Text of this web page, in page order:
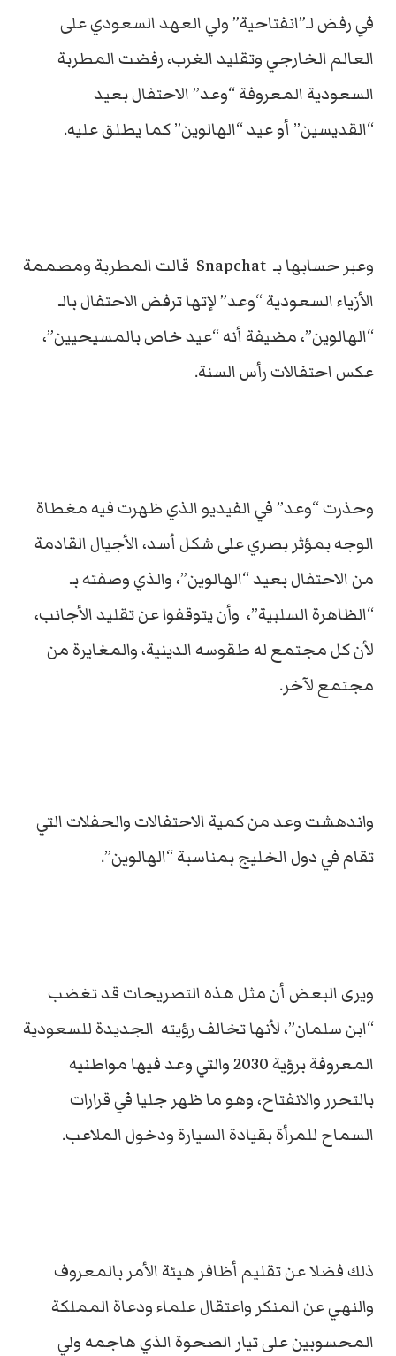
في رفض لـ”انفتاحية” ولي العهد السعودي على
العالم الخارجي وتقليد الغرب، رفضت المطربة
السعودية المعروفة “وعد” الاحتفال بعيد
“القديسين” أو عيد “الهالوين” كما يطلق عليه.
وعبر حسابها بـ Snapchat قالت المطربة ومصممة
الأزياء السعودية “وعد” لإتها ترفض الاحتفال بالـ
“الهالوين”، مضيفة أنه “عيد خاص بالمسيحيين”،
عكس احتفالات رأس السنة.
وحذرت “وعد” في الفيديو الذي ظهرت فيه مغطاة
الوجه بمؤثر بصري على شكل أسد، الأجيال القادمة
من الاحتفال بعيد “الهالوين”، والذي وصفته بـ
“الظاهرة السلبية”، وأن يتوقفوا عن تقليد الأجانب،
لأن كل مجتمع له طقوسه الدينية، والمغايرة من
مجتمع لآخر.
واندهشت وعد من كمية الاحتفالات والحفلات التي
تقام في دول الخليج بمناسبة “الهالوين”.
ويرى البعض أن مثل هذه التصريحات قد تغضب
“ابن سلمان”، لأنها تخالف رؤيته الجديدة للسعودية
المعروفة برؤية 2030 والتي وعد فيها مواطنيه
بالتحرر والانفتاح، وهو ما ظهر جليا في قرارات
السماح للمرأة بقيادة السيارة ودخول الملاعب.
ذلك فضلا عن تقليم أظافر هيئة الأمر بالمعروف
والنهي عن المنكر واعتقال علماء ودعاة المملكة
المحسوبين على تيار الصحوة الذي هاجمه ولي